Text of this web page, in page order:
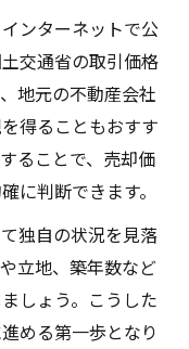
ンターネットで公
交通省の取引価格
地元の不動産会社
得ることもおすす
ることで、売却価
に判断できます。
独自の状況を見落
立地、築年数など
しょう。こうした
める第一歩となり